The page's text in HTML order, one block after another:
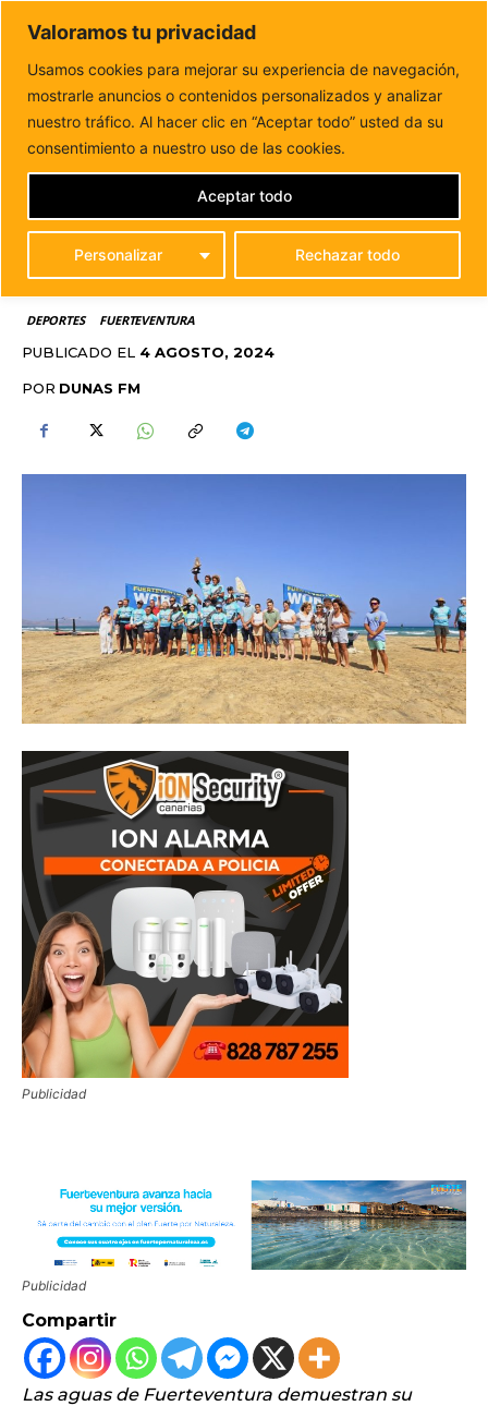
Valoramos tu privacidad
Usamos cookies para mejorar su experiencia de navegación,
mostrarle anuncios o contenidos personalizados y analizar
nuestro tráfico. Al hacer clic en “Aceptar todo” usted da su
consentimiento a nuestro uso de las cookies.
Personalizar Rechazar todo
Aceptar todo
DUNAS FM
Tu informacion de forma cercana
Inicio DEPORTES
Fuerteventura exhibe el presente y el
futuro del Windsurf
FUERTEVENTURA
EXHIBE EL PRESENTE Y
EL FUTURO DEL
WINDSURF
DEPORTES FUERTEVENTURA
PUBLICADO EL 4 AGOSTO, 2024
POR DUNAS FM
Publicidad
Publicidad
Compartir
Las aguas de Fuerteventura demuestran su